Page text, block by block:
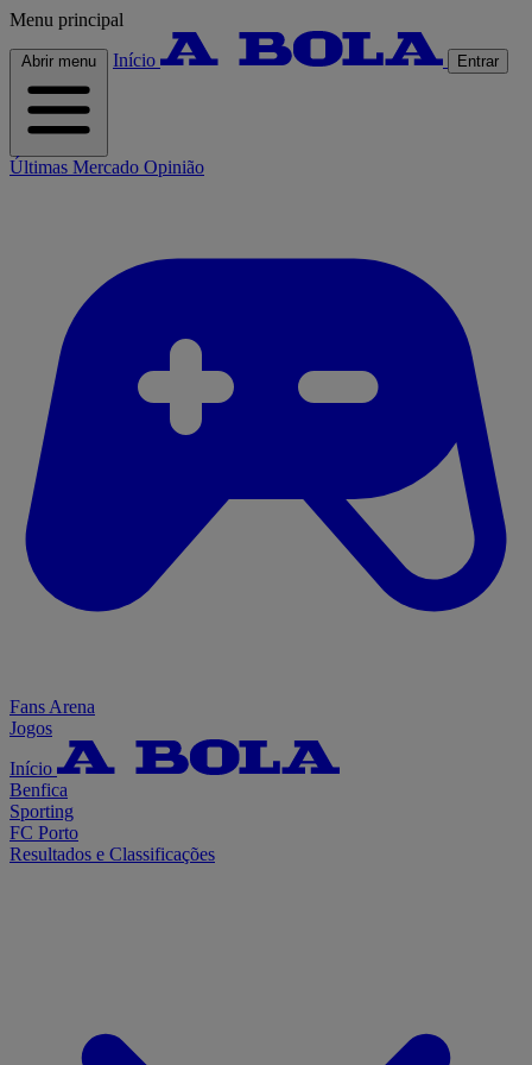
Menu principal
Abrir menu Início Entrar
Últimas Mercado Opinião
Fans Arena
Jogos
Início
Benfica
Sporting
FC Porto
Resultados e Classificações